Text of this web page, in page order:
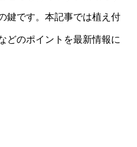
鍵です。本記事では植え付
どのポイントを最新情報に